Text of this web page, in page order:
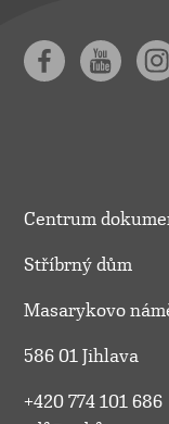
Centrum
Stříbrný dům
Masarykovo
586 01 Jihlava
+420 774 101 686